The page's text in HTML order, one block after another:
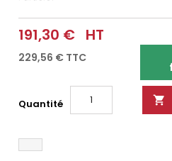
191,30 € HT
229,56 € TTC
Quantité 